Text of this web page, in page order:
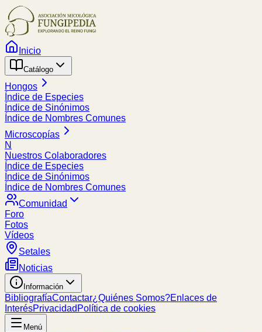
Inicio
Catálogo
Hongos
Índice de Especies
Índice de Sinónimos
Índice de Nombres Comunes
Microscopías
N
Nuestros Colaboradores
Índice de Especies
Índice de Sinónimos
Índice de Nombres Comunes
Comunidad
Foro
Fotos
Vídeos
Setales
Noticias
Información
BibliografíaContactar¿Quiénes Somos?Enlaces de
InterésPrivacidad Política de cookies
Menú